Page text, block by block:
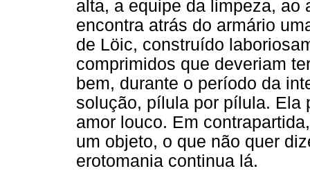
alta, a equipe da limpeza, ao
encontra atrás do armário
de Löic, construído
comprimidos que deveriam
bem, durante o período da
solução, pílula por pílula. Ela
amor louco. Em
um objeto, o que não quer
erotomania continua lá.